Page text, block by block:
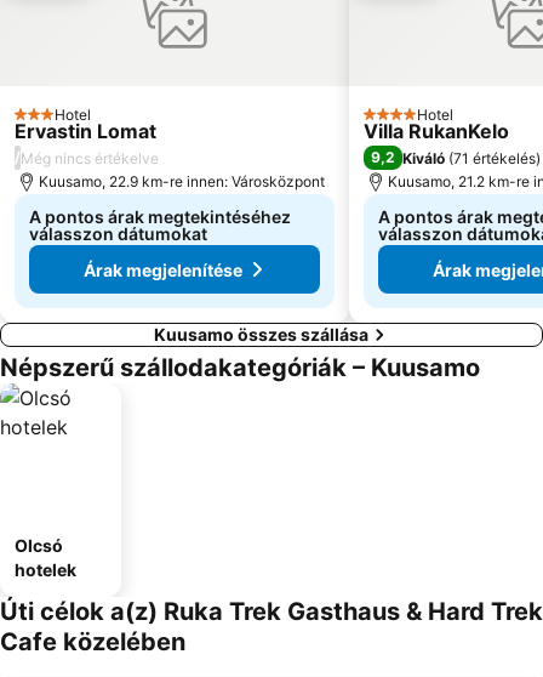
3 Kategória
Hotel
Ervastin Lomat
/Még nincs értékelve
Kuusamo, 22.9 km-re innen: Városközpont
A pontos árak megtekintéséhez
válasszon dátumokat
Árak megjelenítése
4 Kategória
Hotel
Villa RukanKelo
9,2 Kiváló (71 értékelés)
Kuusamo, 21.2 km-re
A pontos árak
válasszon
Árak
Kuusamo összes szállása
Népszerű szállodakategóriák – Kuusamo
Olcsó
hotelek
Úti célok a(z) Ruka Trek Gasthaus & Hard Trek
Cafe közelében